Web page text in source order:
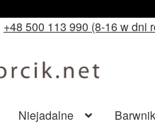
+48 500 113 990 (8-16 w dni
Niejadalne